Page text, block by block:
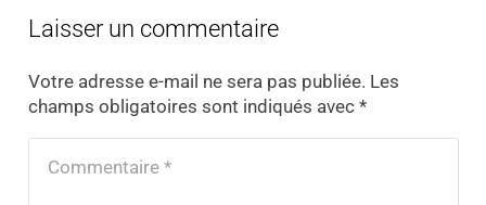
Laisser un commentaire
Votre adresse e-mail ne sera pas publiée. Les
champs obligatoires sont indiqués avec *